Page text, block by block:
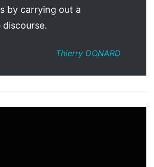
by carrying out a
Thierry DONARD